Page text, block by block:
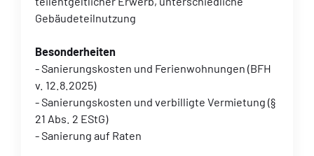
Gebäudeteilnutzung
Besonderheiten
- Sanierungskosten und Ferienwohnungen (BFH
v. 12.8.2025)
- Sanierungskosten und verbilligte Vermietung (§
21 Abs. 2 EStG)
- Sanierung auf Raten